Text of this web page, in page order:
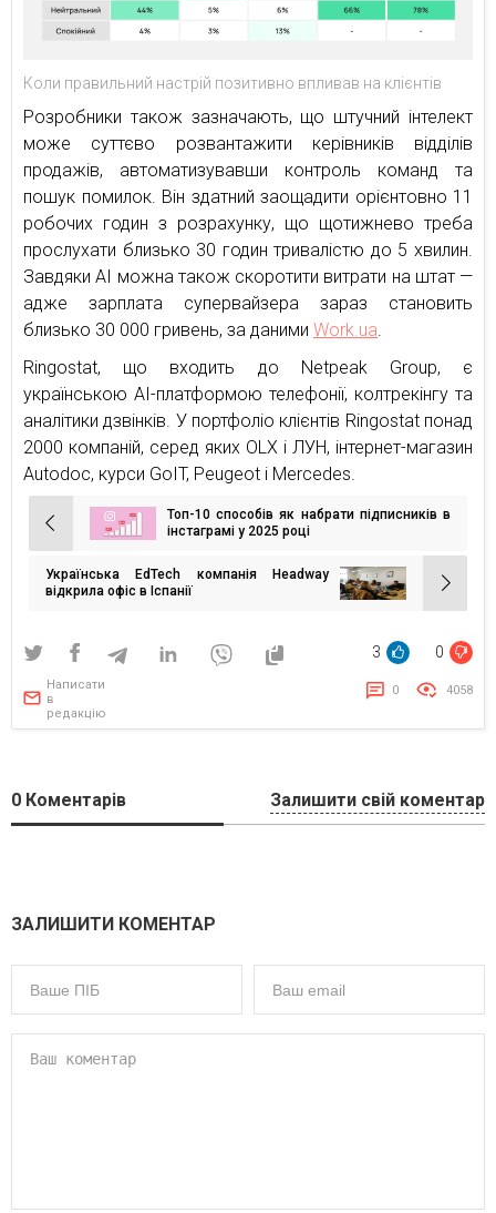
Коли правильний настрій позитивно впливав на клієнтів
Розробники також зазначають, що штучний інтелект
може суттєво розвантажити керівників відділів
продажів, автоматизувавши контроль команд та
пошук помилок. Він здатний заощадити орієнтовно 11
робочих годин з розрахунку, що щотижнево треба
прослухати близько 30 годин тривалістю до 5 хвилин.
Завдяки AI можна також скоротити витрати на штат —
адже зарплата супервайзера зараз становить
близько 30 000 гривень, за даними Work.ua.
Ringostat, що входить до Netpeak Group, є
українською AI-платформою телефонії, колтрекінгу та
аналітики дзвінків. У портфоліо клієнтів Ringostat понад
2000 компаній, серед яких OLX і ЛУН, інтернет-магазин
Autodoc, курси GoIT, Peugeot і Mercedes.
Навігація
записів
Топ-10 способів як набрати підписників в
інстаграмі у 2025 році
Українська EdTech компанія Headway
відкрила офіс в Іспанії
3 0
Написати
в
редакцію
0 4058
0 Коментарів Залишити свій коментар
ЗАЛИШИТИ КОМЕНТАР